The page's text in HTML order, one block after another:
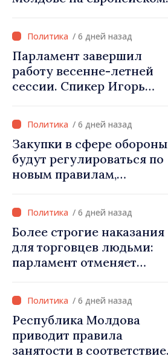
Молдова должна занять
своё место в Европейском
союзе»
/ 6 дней назад
Парламент завершил
работу весенне-летней
сессии. Спикер Игорь
внеочередном заседании
24 августа»/ 6 дней назад
Закупки в сфере обороны
будут регулироваться по
новым правилам,
стандартами ЕС
/ 6 дней назад
Более строгие наказания
для торговцев людьми:
парламент отменяет
освобождения от
наказания в тяжких
случаях
/ 6 дней назад
Республика Молдова
приводит правила
занятости в соответствие